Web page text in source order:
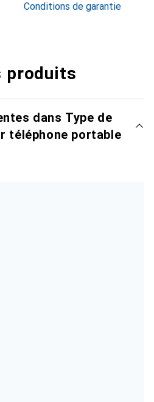
Conditions de garantie
produits
dans Type de
téléphone portable